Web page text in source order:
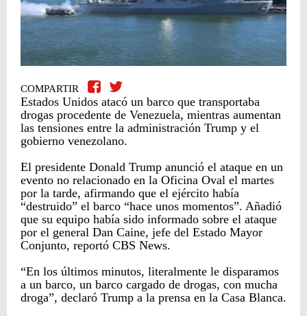
COMPARTIR
Estados Unidos atacó un barco que transportaba
drogas procedente de Venezuela, mientras aumentan
las tensiones entre la administración Trump y el
gobierno venezolano.
El presidente Donald Trump anunció el ataque en un
evento no relacionado en la Oficina Oval el martes
por la tarde, afirmando que el ejército había
“destruido” el barco “hace unos momentos”. Añadió
que su equipo había sido informado sobre el ataque
por el general Dan Caine, jefe del Estado Mayor
Conjunto, reportó CBS News.
“En los últimos minutos, literalmente le disparamos
a un barco, un barco cargado de drogas, con mucha
droga”, declaró Trump a la prensa en la Casa Blanca.